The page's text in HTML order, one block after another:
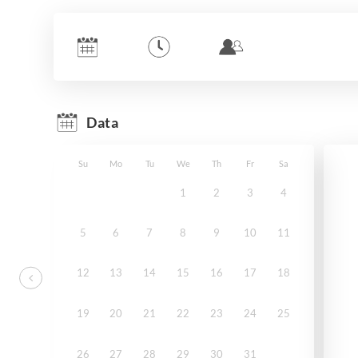
Data
Su Mo Tu We Th Fr Sa
1 2 3 4
5 6 7 8 9 10 11
12 13 14 15 16 17 18
19 20 21 22 23 24 25
26 27 28 29 30 31